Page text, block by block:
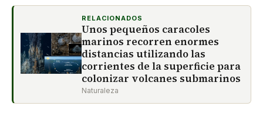
RELACIONADOS
Unos pequeños caracoles
marinos recorren enormes
distancias utilizando las
corrientes de la superficie para
colonizar volcanes submarinos
Naturaleza